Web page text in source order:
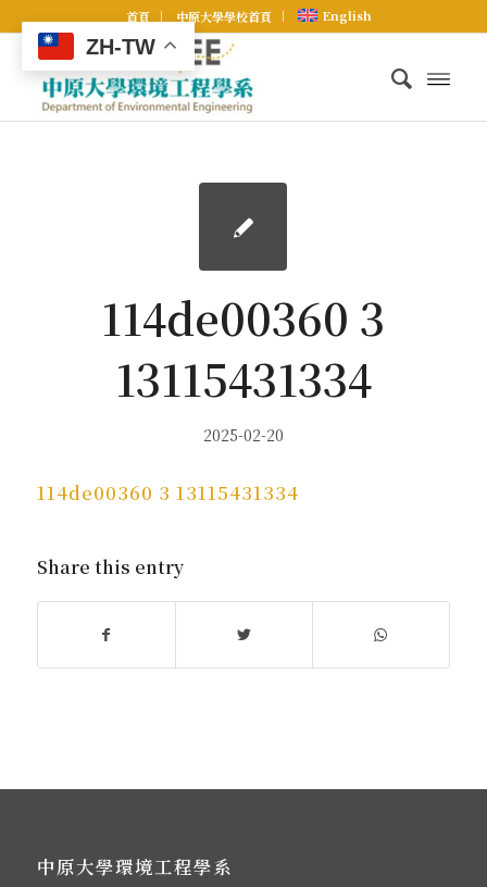
首頁 中原大學學校首頁 English
114de00360 3
13115431334
2025-02-20
114de00360 3 13115431334
Share this entry
中原大學環境工程學系
ZH-TW